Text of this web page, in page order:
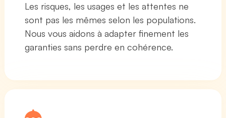
Les risques, les usages et les attentes ne
sont pas les mêmes selon les populations.
Nous vous aidons à adapter finement les
garanties sans perdre en cohérence.